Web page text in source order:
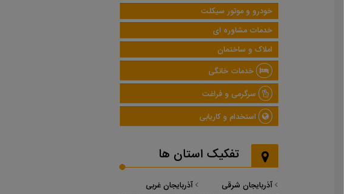
خودرو و موتور سیکلت
خدمات مشاوره ای
املاک و ساختمان
خدمات خانگی
سرگرمی و فراغت
استخدام و کاریابی
تفکیک استان ها
آذربایجان شرقی
آذربایجان غربی